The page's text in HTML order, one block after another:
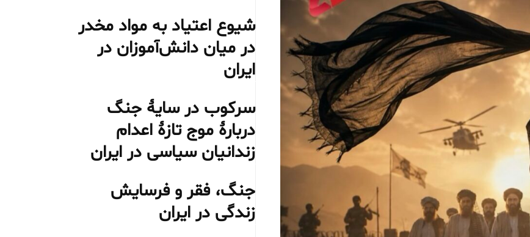
شیوع اعتیاد به مواد مخدر
در میان دانش‌آموزان در
ایران
سرکوب در سایهٔ جنگ
دربارهٔ موج تازهٔ اعدام
زندانیان سیاسی در ایران
جنگ، فقر و فرسایش
زندگی در ایران